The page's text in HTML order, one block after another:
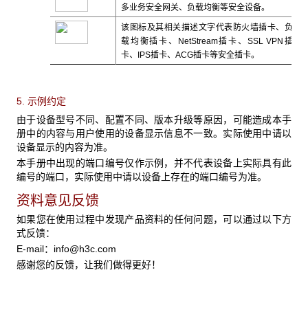
多业务安全网关、负载均衡等安全设备。
该图标及其相关描述文字代表防火墙插卡、负
载均衡插卡、NetStream插卡、SSL VPN插
卡、IPS插卡、ACG插卡等安全插卡。
5. 示例约定
由于设备型号不同、配置不同、版本升级等原因，可能造成本手
册中的内容与用户使用的设备显示信息不一致。实际使用中请以
设备显示的内容为准。
本手册中出现的端口编号仅作示例，并不代表设备上实际具有此
编号的端口，实际使用中请以设备上存在的端口编号为准。
资料意见反馈
如果您在使用过程中发现产品资料的任何问题，可以通过以下方
式反馈：
E-mail： info@h3c.com
感谢您的反馈，让我们做得更好！